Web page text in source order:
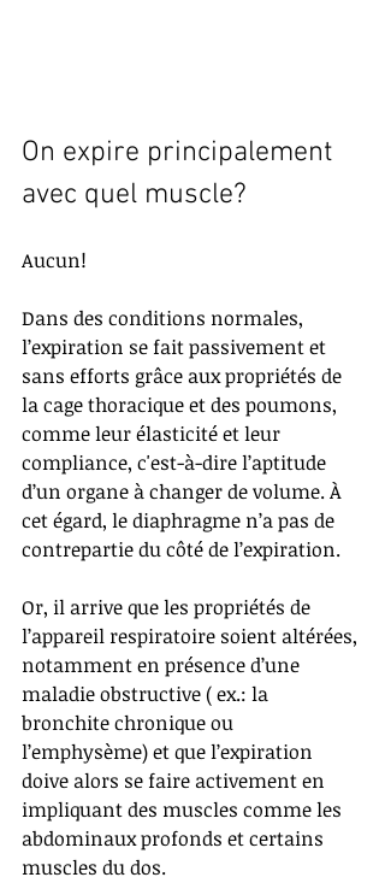
On expire principalement
avec quel muscle?
Aucun!
Dans des conditions normales,
l’expiration se fait passivement et
sans efforts grâce aux propriétés de
la cage thoracique et des poumons,
comme leur élasticité et leur
compliance, c'est-à-dire l’aptitude
d’un organe à changer de volume. À
cet égard, le diaphragme n’a pas de
contrepartie du côté de l’expiration.
Or, il arrive que les propriétés de
l’appareil respiratoire soient altérées,
notamment en présence d’une
maladie obstructive ( ex.: la
bronchite chronique ou
l’emphysème) et que l’expiration
doive alors se faire activement en
impliquant des muscles comme les
abdominaux profonds et certains
muscles du dos.